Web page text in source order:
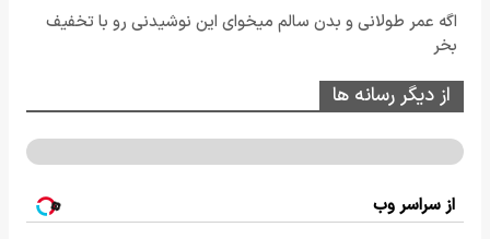
اگه عمر طولانی و بدن سالم میخوای این نوشیدنی رو با تخفیف
بخر
از دیگر رسانه ها
از سراسر وب